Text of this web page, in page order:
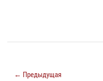
← Предыдущая